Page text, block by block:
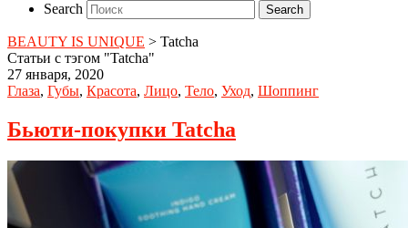
Search
BEAUTY IS UNIQUE > Tatcha
Статьи с тэгом "Tatcha"
27 января, 2020
Глаза, Губы, Красота, Лицо, Тело, Уход, Шоппинг
Бьюти-покупки Tatcha